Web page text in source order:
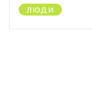
ЛЮДИ